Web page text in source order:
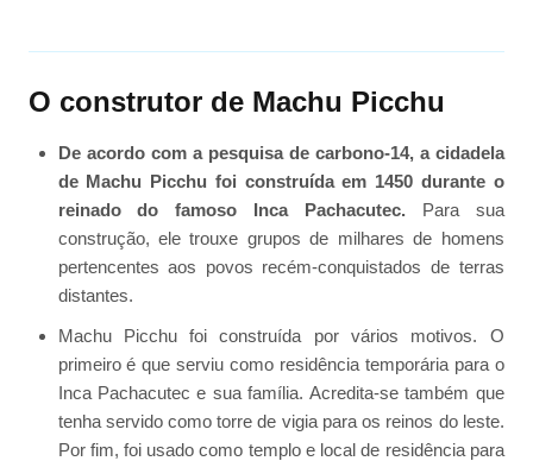
O construtor de Machu Picchu
De acordo com a pesquisa de carbono-14, a cidadela
de Machu Picchu foi construída em 1450 durante o
reinado do famoso Inca Pachacutec. Para sua
construção, ele trouxe grupos de milhares de homens
pertencentes aos povos recém-conquistados de terras
distantes.
Machu Picchu foi construída por vários motivos. O
primeiro é que serviu como residência temporária para o
Inca Pachacutec e sua família. Acredita-se também que
tenha servido como torre de vigia para os reinos do leste.
Por fim, foi usado como templo e local de residência para